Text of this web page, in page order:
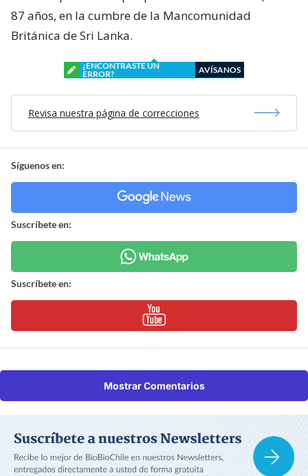
87 años, en la cumbre de la Mancomunidad
Británica de Sri Lanka.
¿ENCONTRASTE UN
ERROR?
AVÍSANOS
Revisa nuestra página de correcciones
Síguenos en:
Suscríbete en:
Suscríbete en:
Mostrar Comentarios